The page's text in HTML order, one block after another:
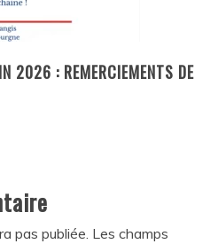
2026 : REMERCIEMENTS DE
pas publiée. Les champs